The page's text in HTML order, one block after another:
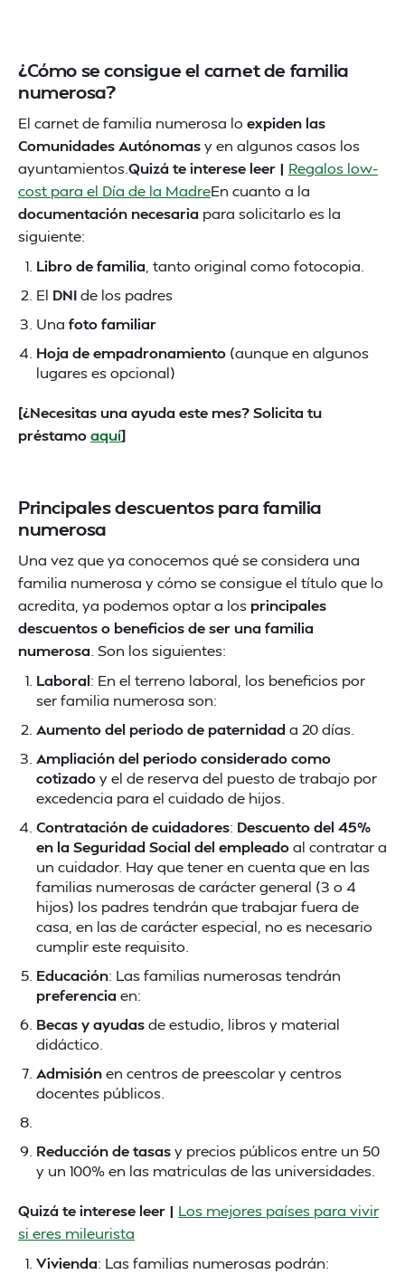
¿Cómo se consigue el carnet de familia
numerosa?
El carnet de familia numerosa lo expiden las
Comunidades Autónomasy en algunos casos los
ayuntamientos.Quizá te interese leer | Regalos low-
cost para el Día de la MadreEn cuanto a la
documentación necesaria para solicitarlo es la
siguiente:
Libro de familia , tanto original como fotocopia.
El DNIde los padres
Una foto familiar
Hoja de empadronamiento (aunque en algunos
lugares es opcional)
[¿Necesitas una ayuda este mes? Solicita tu
préstamoaquí]
Principales descuentos para familia
numerosa
Una vez que ya conocemos qué se considera una
familia numerosa y cómo se consigue el título que lo
acredita, ya podemos optar a los principales
descuentos o beneficios de ser una familia
numerosa . Son los siguientes:
Laboral: En el terreno laboral, los beneficios por
ser familia numerosa son:
Aumento del periodo de paternidad a 20 días.
Ampliación del periodo considerado como
cotizadoy el de reserva del puesto de trabajo por
excedencia para el cuidado de hijos.
Contratación de cuidadores: Descuento del 45%
en la Seguridad Social del empleadoal contratar a
un cuidador. Hay que tener en cuenta que en las
familias numerosas de carácter general (3 o 4
hijos) los padres tendrán que trabajar fuera de
casa, en las de carácter especial, no es necesario
cumplir este requisito.
Educación: Las familias numerosas tendrán
preferencia en:
Becas y ayudasde estudio, libros y material
didáctico.
Admisiónen centros de preescolar y centros
docentes públicos.
Reducción de tasasy precios públicos entre un 50
y un 100% en las matriculas de las universidades.
Quizá te interese leer | Los mejores países para vivir
si eres mileurista
Vivienda: Las familias numerosas podrán: